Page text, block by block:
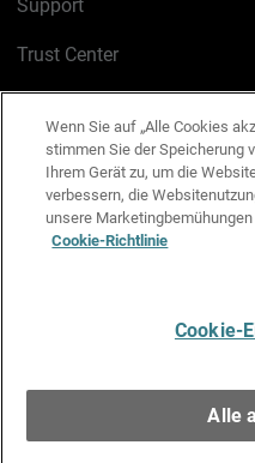
Support
Trust Center
Cookie-Richtlinie
Datenschutzrichtlinie
Media & Brand Kit
Wenn Sie auf „Alle Cookies
stimmen Sie der Speicherung
Ihrem Gerät zu, um die
verbessern, die
unsere
Cookie-Richtlinie
Cookie-
Alle